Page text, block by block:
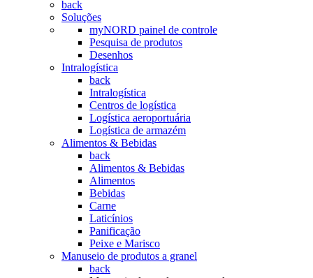
back
Soluções
myNORD painel de controle
Pesquisa de produtos
Desenhos
Intralogística
back
Intralogística
Centros de logística
Logística aeroportuária
Logística de armazém
Alimentos & Bebidas
back
Alimentos & Bebidas
Alimentos
Bebidas
Carne
Laticínios
Panificação
Peixe e Marisco
Manuseio de produtos a granel
back